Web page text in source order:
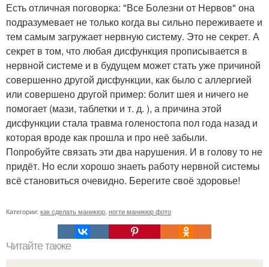
Есть отличная поговорка: "Все Болезни от Нервов" она
подразумевает не только когда вы сильно переживаете и
тем самым загружает нервную систему. Это не секрет. А
секрет в том, что любая дисфункция прописывается в
нервной системе и в будущем может стать уже причиной
совершенно другой дисфункции, как было с аллергией
или совершено другой пример: болит шея и ничего не
помогает (мази, таблетки и т. д. ), а причина этой
дисфункции стала травма голеностопа пол года назад и
которая вроде как прошла и про неё забыли.
Попробуйте связать эти два нарушения. И в голову то не
придёт. Но если хорошо знаеть работу нервной системы
всё становиться очевидно. Берегите своё здоровье!
Категории: как сделать маникюр ногти маникюр фото
Читайте также